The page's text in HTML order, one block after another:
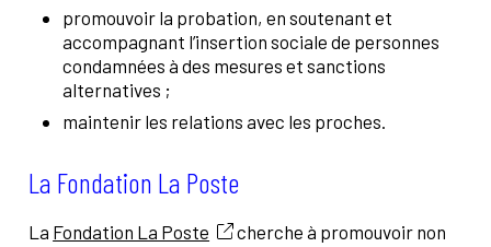
promouvoir la probation, en soutenant et
accompagnant l’insertion sociale de personnes
condamnées à des mesures et sanctions
alternatives ;
maintenir les relations avec les proches.
La Fondation La Poste
La Fondation La Poste
cherche à promouvoir non